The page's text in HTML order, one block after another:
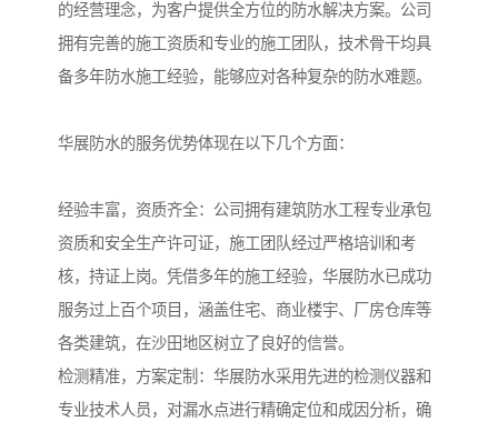
的经营理念，为客户提供全方位的防水解决方案。公司
拥有完善的施工资质和专业的施工团队，技术骨干均具
备多年防水施工经验，能够应对各种复杂的防水难题。
华展防水的服务优势体现在以下几个方面：
经验丰富，资质齐全：公司拥有建筑防水工程专业承包
资质和安全生产许可证，施工团队经过严格培训和考
核，持证上岗。凭借多年的施工经验，华展防水已成功
服务过上百个项目，涵盖住宅、商业楼宇、厂房仓库等
各类建筑，在沙田地区树立了良好的信誉。
检测精准，方案定制：华展防水采用先进的检测仪器和
专业技术人员，对漏水点进行精确定位和成因分析，确